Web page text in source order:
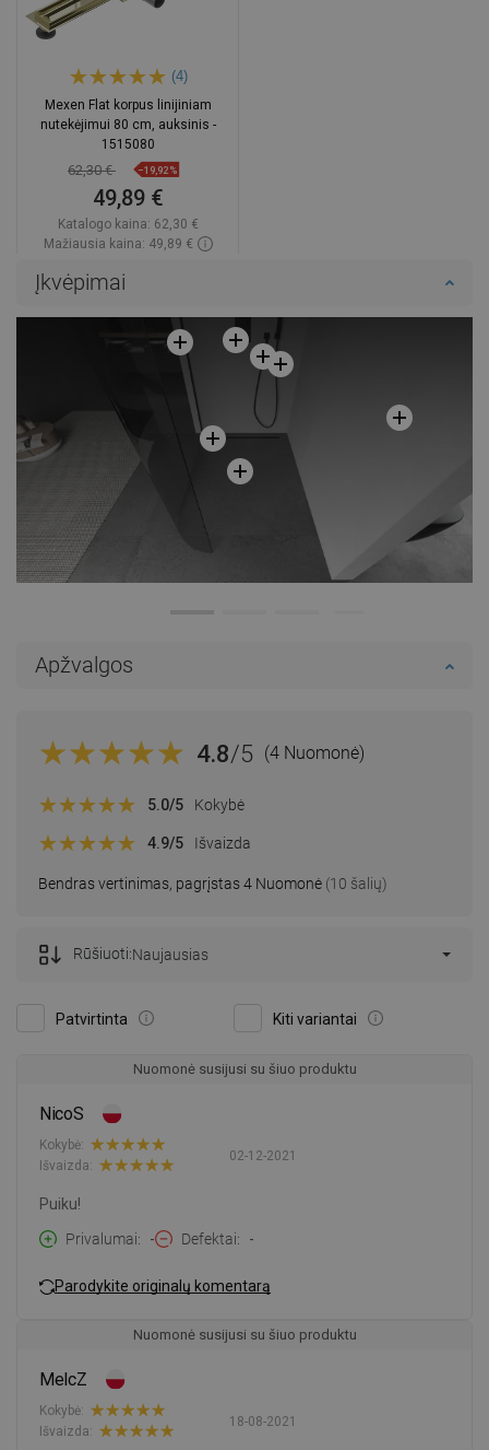
(4)
Mexen Flat korpus linijiniam
nutekėjimui 80 cm, auksinis -
1515080
62,30 € −19,92%
49,89 €
Katalogo kaina: 62,30 €
Mažiausia kaina: 49,89 €
Mėgstami
Įkvėpimai
Apžvalgos
4.8/5 (4 Nuomonė)
Bendras vertinimas, pagrįstas 4 Nuomonė (10 šalių)
5.0/5 Kokybė
4.9/5 Išvaizda
Patvirtinta Kiti variantai
Rūšiuoti:Naujausias
Nuomonė susijusi su šiuo produktu
NicoS
02-12-2021
Kokybė:
Išvaizda:
Puiku!
Privalumai
- Defektai -
Parodykite originalų komentarą
Nuomonė susijusi su šiuo produktu
MelcZ
18-08-2021
Kokybė:
Išvaizda: